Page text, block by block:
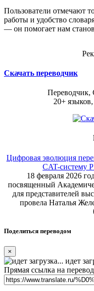
Пользователи отмечают
работы и удобство
— он помогает нам
Скачать переводчик
Переводчик,
20+
Цифровая эволюция
CAT-систему
18 февраля 2026
посвященный
для представителей
провела Наталья
Поделиться переводом
×
идет
Прямая ссылка на